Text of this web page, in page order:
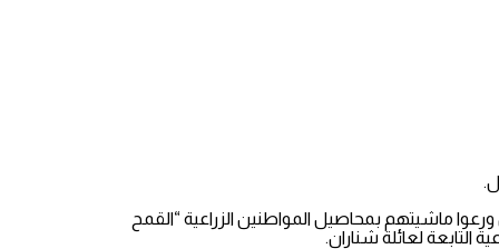
ماشيتهم بمحاصيل المواطنين الزراعية “القمح
لعائلة شناران.